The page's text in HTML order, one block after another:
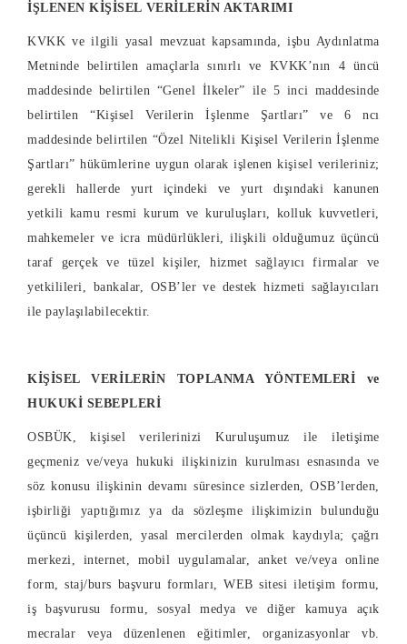
İŞLENEN KİŞİSEL VERİLERİN AKTARIMI
KVKK ve ilgili yasal mevzuat kapsamında, işbu Aydınlatma
Metninde belirtilen amaçlarla sınırlı ve KVKK’nın 4 üncü
maddesinde belirtilen “Genel İlkeler” ile 5 inci maddesinde
belirtilen “Kişisel Verilerin İşlenme Şartları” ve 6 ncı
maddesinde belirtilen “Özel Nitelikli Kişisel Verilerin İşlenme
Şartları” hükümlerine uygun olarak işlenen kişisel verileriniz;
gerekli hallerde yurt içindeki ve yurt dışındaki kanunen
yetkili kamu resmi kurum ve kuruluşları, kolluk kuvvetleri,
mahkemeler ve icra müdürlükleri, ilişkili olduğumuz üçüncü
taraf gerçek ve tüzel kişiler, hizmet sağlayıcı firmalar ve
yetkilileri, bankalar, OSB’ler ve destek hizmeti sağlayıcıları
ile paylaşılabilecektir.
KİŞİSEL VERİLERİN TOPLANMA YÖNTEMLERİ ve
HUKUKİ SEBEPLERİ
OSBÜK, kişisel verilerinizi Kuruluşumuz ile iletişime
geçmeniz ve/veya hukuki ilişkinizin kurulması esnasında ve
söz konusu ilişkinin devamı süresince sizlerden, OSB’lerden,
işbirliği yaptığımız ya da sözleşme ilişkimizin bulunduğu
üçüncü kişilerden, yasal mercilerden olmak kaydıyla; çağrı
merkezi, internet, mobil uygulamalar, anket ve/veya online
form, staj/burs başvuru formları, WEB sitesi iletişim formu,
iş başvurusu formu, sosyal medya ve diğer kamuya açık
mecralar veya düzenlenen eğitimler, organizasyonlar vb.